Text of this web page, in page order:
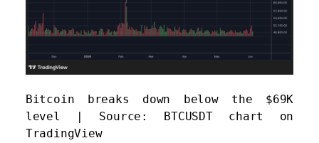
Bitcoin breaks down below the $69K
level | Source: BTCUSDT chart on
TradingView